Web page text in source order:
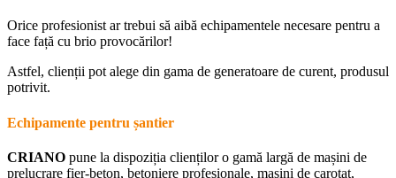
Orice profesionist ar trebui să aibă echipamentele necesare pentru a
face față cu brio provocărilor!
Astfel, clienții pot alege din gama de generatoare de curent, produsul
potrivit.
Echipamente pentru șantier
CRIANO pune la dispoziția clienților o gamă largă de mașini de
prelucrare fier-beton, betoniere profesionale, mașini de carotat,